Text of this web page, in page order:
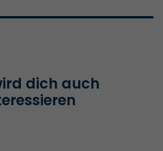
dich auch